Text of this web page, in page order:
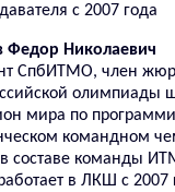
с 2007 года
Федор Николаевич
СпбИТМО, член
олимпиады
мира по
командном
составе команды
в ЛКШ с 2007